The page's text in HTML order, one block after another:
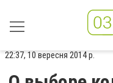
22:37, 10 вересня 2014 р.